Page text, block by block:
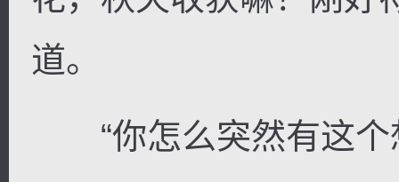
道。
“你怎么突然有这个